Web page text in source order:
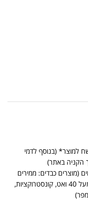
אפשרות לדואר שליחים בתוספת של 35 שח למוצר* (בנוסף לדמי
הקניה באתר)
(מוצרים כבדים: ממירים
מכניים מ 3000 ואט ומעלה, פאנלים סולאריים מעל 40 ואט, קונסטרוקציות,